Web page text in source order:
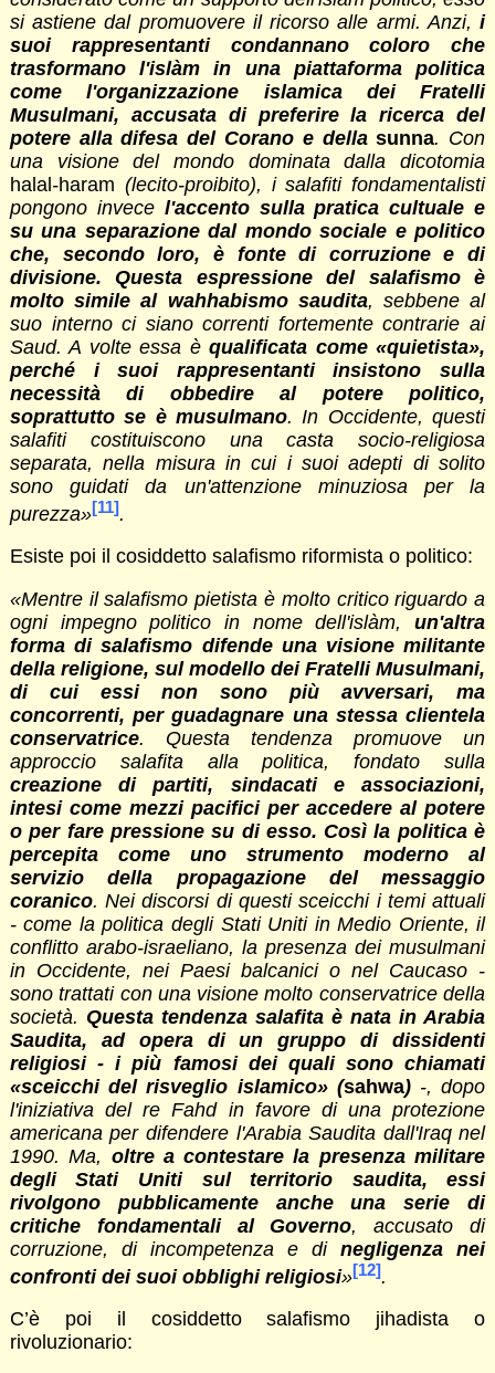
si astiene dal promuovere il ricorso alle armi. Anzi,i
suoi rappresentanti condannano coloro che
trasformano l'islàm in una piattaforma politica
come l'organizzazione islamica dei Fratelli
Musulmani, accusata di preferire la ricerca del
potere alla difesa del Corano e della sunna. Con
una visione del mondo dominata dalla dicotomia
halal-haram (lecito-proibito), i salafiti fondamentalisti
pongono invece l'accento sulla pratica cultuale e
su una separazione dal mondo sociale e politico
che, secondo loro, è fonte di corruzione e di
divisione. Questa espressione del salafismo è
molto simile al wahhabismo saudita, sebbene al
suo interno ci siano correnti fortemente contrarie ai
Saud. A volte essa èqualificata come «quietista»,
perché i suoi rappresentanti insistono sulla
necessità di obbedire al potere politico,
soprattutto se è musulmano. In Occidente, questi
salafiti costituiscono una casta socio-religiosa
separata, nella misura in cui i suoi adepti di solito
sono guidati da un'attenzione minuziosa per la
purezza»[11].
Esiste poi il cosiddetto salafismo riformista o politico:
«Mentre il salafismo pietista è molto critico riguardo a
ogni impegno politico in nome dell'islàm,un'altra
forma di salafismo difende una visione militante
della religione, sul modello dei Fratelli Musulmani,
di cui essi non sono più avversari, ma
concorrenti, per guadagnare una stessa clientela
conservatrice. Questa tendenza promuove un
approccio salafita alla politica, fondato sulla
creazione di partiti, sindacati e associazioni,
intesi come mezzi pacifici per accedere al potere
o per fare pressione su di esso. Così la politica è
percepita come uno strumento moderno al
servizio della propagazione del messaggio
coranico. Nei discorsi di questi sceicchi i temi attuali
- come la politica degli Stati Uniti in Medio Oriente, il
conflitto arabo-israeliano, la presenza dei musulmani
in Occidente, nei Paesi balcanici o nel Caucaso -
sono trattati con una visione molto conservatrice della
società. Questa tendenza salafita è nata in Arabia
Saudita, ad opera di un gruppo di dissidenti
religiosi - i più famosi dei quali sono chiamati
«sceicchi del risveglio islamico» (sahwa) -, dopo
l'iniziativa del re Fahd in favore di una protezione
americana per difendere l'Arabia Saudita dall'Iraq nel
1990. Ma, oltre a contestare la presenza militare
degli Stati Uniti sul territorio saudita, essi
rivolgono pubblicamente anche una serie di
critiche fondamentali al Governo, accusato di
corruzione, di incompetenza e dinegligenza nei
confronti dei suoi obblighi religiosi»[12].
C’è poi il cosiddetto salafismo jihadista o
rivoluzionario: